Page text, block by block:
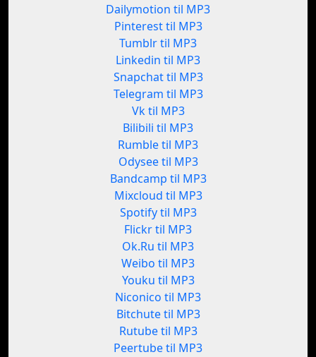
Dailymotion til MP3
Pinterest til MP3
Tumblr til MP3
Linkedin til MP3
Snapchat til MP3
Telegram til MP3
Vk til MP3
Bilibili til MP3
Rumble til MP3
Odysee til MP3
Bandcamp til MP3
Mixcloud til MP3
Spotify til MP3
Flickr til MP3
Ok.Ru til MP3
Weibo til MP3
Youku til MP3
Niconico til MP3
Bitchute til MP3
Rutube til MP3
Peertube til MP3